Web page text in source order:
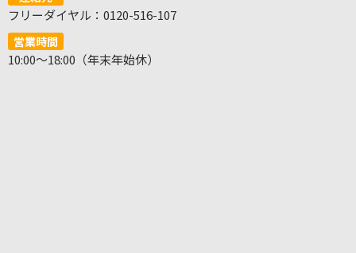
フリーダイヤル：0120-516-107
営業時間
10:00～18:00（年末年始休）